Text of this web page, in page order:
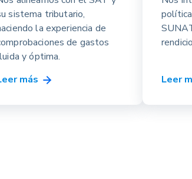
sistema tributario,
la experiencia de
de gastos
y óptima.
más
Leer